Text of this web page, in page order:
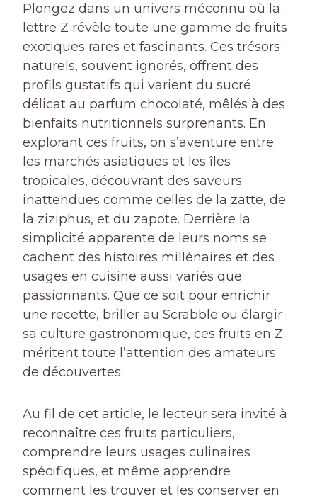
Plongez dans un univers méconnu où la
lettre Z révèle toute une gamme de fruits
exotiques rares et fascinants. Ces trésors
naturels, souvent ignorés, offrent des
profils gustatifs qui varient du sucré
délicat au parfum chocolaté, mêlés à des
bienfaits nutritionnels surprenants. En
explorant ces fruits, on s’aventure entre
les marchés asiatiques et les îles
tropicales, découvrant des saveurs
inattendues comme celles de la zatte, de
la ziziphus, et du zapote. Derrière la
simplicité apparente de leurs noms se
cachent des histoires millénaires et des
usages en cuisine aussi variés que
passionnants. Que ce soit pour enrichir
une recette, briller au Scrabble ou élargir
sa culture gastronomique, ces fruits en Z
méritent toute l’attention des amateurs
de découvertes.
Au fil de cet article, le lecteur sera invité à
reconnaître ces fruits particuliers,
comprendre leurs usages culinaires
spécifiques, et même apprendre
comment les trouver et les conserver en